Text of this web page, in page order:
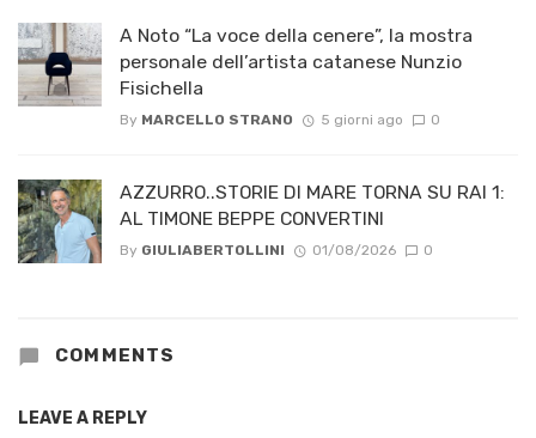
A Noto “La voce della cenere”, la mostra
personale dell’artista catanese Nunzio
Fisichella
By MARCELLO STRANO 5 giorni ago 0
AZZURRO..STORIE DI MARE TORNA SU RAI 1:
AL TIMONE BEPPE CONVERTINI
By GIULIABERTOLLINI 01/08/2026 0
COMMENTS
LEAVE A REPLY